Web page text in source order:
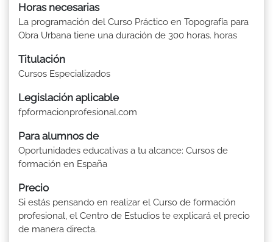
Horas necesarias
La programación del Curso Práctico en Topografía para
Obra Urbana tiene una duración de 300 horas. horas
Titulación
Cursos Especializados
Legislación aplicable
fpformacionprofesional.com
Para alumnos de
Oportunidades educativas a tu alcance: Cursos de
formación en España
Precio
Si estás pensando en realizar el Curso de formación
profesional, el Centro de Estudios te explicará el precio
de manera directa.